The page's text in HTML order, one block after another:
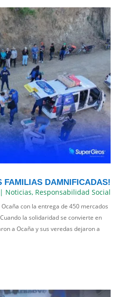
FAMILIAS DAMNIFICADAS!
Noticias, Responsabilidad Social
con la entrega de 450 mercados
la solidaridad se convierte en
a Ocaña y sus veredas dejaron a